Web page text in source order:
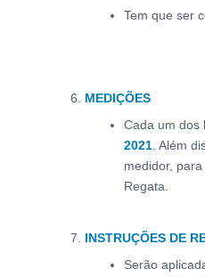
Tem que ser
MEDIÇÕES
Cada um dos
2021 . Além
medidor,
Regata.
INSTRUÇÕES DE
Serão